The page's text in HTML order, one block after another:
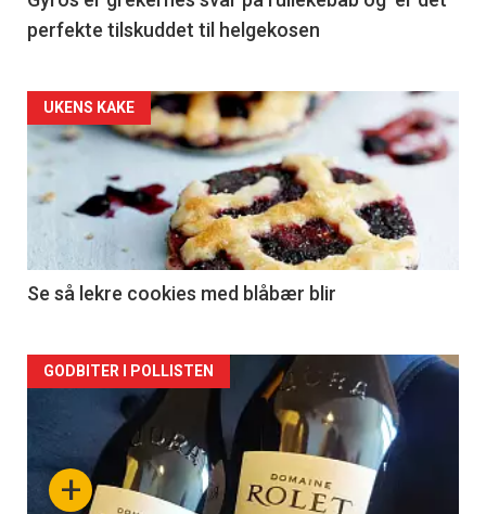
perfekte tilskuddet til helgekosen
Forsiden
akkurat
nå
2
UKENS KAKE
Se så lekre cookies med blåbær blir
Forsiden
akkurat
nå+
GODBITER I POLLISTEN